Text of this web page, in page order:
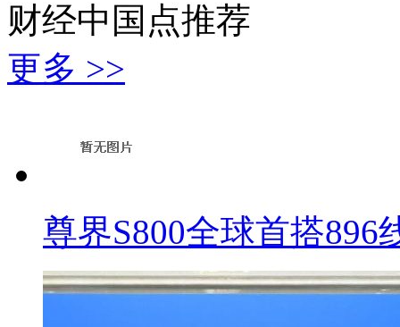
财经中国点推荐
更多 >>
尊界S800全球首搭896